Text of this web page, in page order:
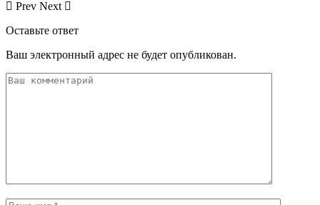
Prev Next
Оставьте ответ
Ваш электронный адрес не будет опубликован.